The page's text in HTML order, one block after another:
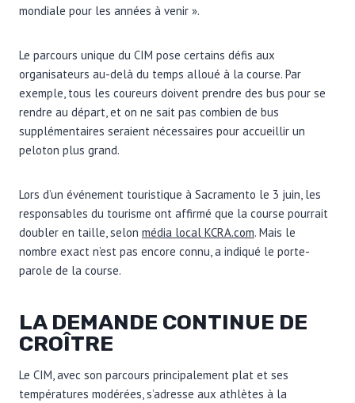
mondiale pour les années à venir ».
Le parcours unique du CIM pose certains défis aux
organisateurs au-delà du temps alloué à la course. Par
exemple, tous les coureurs doivent prendre des bus pour se
rendre au départ, et on ne sait pas combien de bus
supplémentaires seraient nécessaires pour accueillir un
peloton plus grand.
Lors d’un événement touristique à Sacramento le 3 juin, les
responsables du tourisme ont affirmé que la course pourrait
doubler en taille, selon média local KCRA.com. Mais le
nombre exact n’est pas encore connu, a indiqué le porte-
parole de la course.
LA DEMANDE CONTINUE DE
CROÎTRE
Le CIM, avec son parcours principalement plat et ses
températures modérées, s’adresse aux athlètes à la